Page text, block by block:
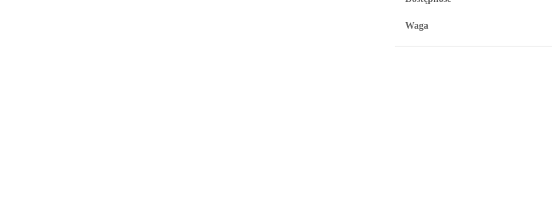
Waga